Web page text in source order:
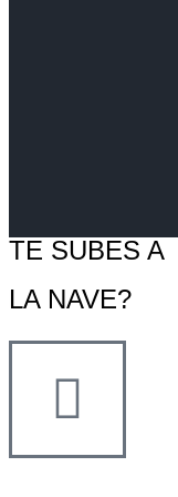
TE SUBES A
LA NAVE?